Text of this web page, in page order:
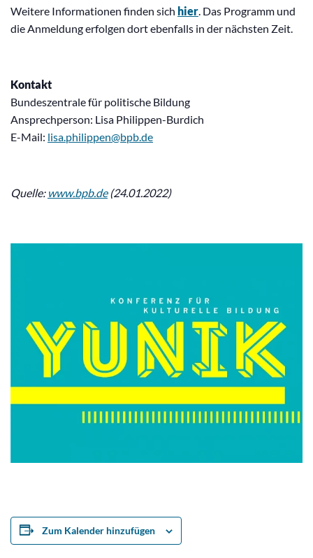
Weitere Informationen finden sich hier. Das Programm und
die Anmeldung erfolgen dort ebenfalls in der nächsten Zeit.
Kontakt
Bundeszentrale für politische Bildung
Ansprechperson: Lisa Philippen-Burdich
E-Mail: lisa.philippen@bpb.de
Quelle: www.bpb.de(24.01.2022)
Zum Kalender hinzufügen